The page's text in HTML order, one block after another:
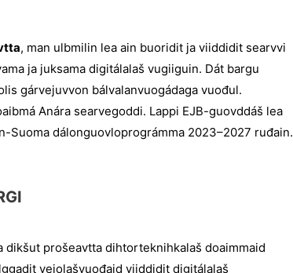
, man ulbmilin lea ain buoridit ja viiddidit searvvi
ja juksama digitálalaš vugiiguin. Dát bargu
gárvejuvvon bálvalanvuogádaga vuođul.
Anára searvegoddi. Lappi EJB-guovddáš lea
Suoma dálonguovloprográmma 2023–2027 ruđain.
prošeavtta dihtorteknihkalaš doaimmaid
vejolašvuođaid viiddidit digitálalaš